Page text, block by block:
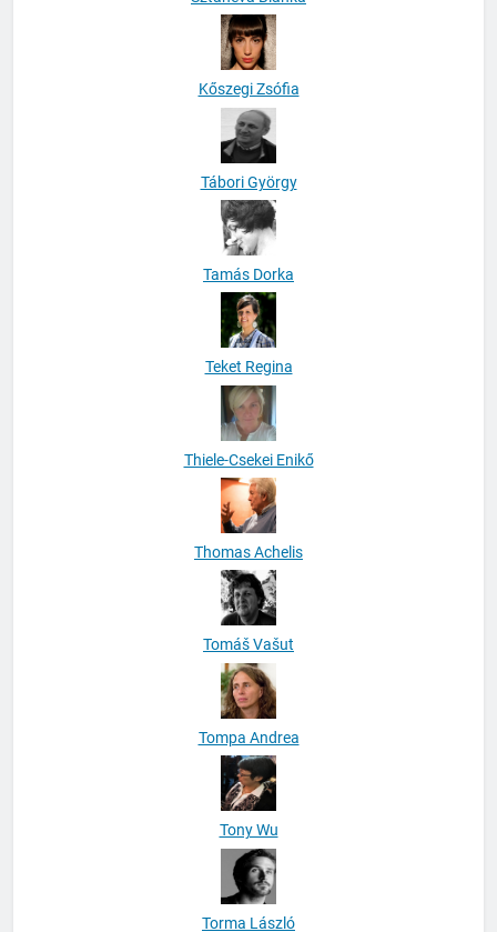
Kőszegi Zsófia
Tábori György
Tamás Dorka
Teket Regina
Thiele-Csekei Enikő
Thomas Achelis
Tomáš Vašut
Tompa Andrea
Tony Wu
Torma László